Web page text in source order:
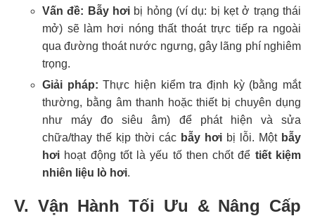
Vấn đề: Bẫy hơi bị hỏng (ví dụ: bị kẹt ở trạng thái
mở) sẽ làm hơi nóng thất thoát trực tiếp ra ngoài
qua đường thoát nước ngưng, gây lãng phí nghiêm
trọng.
Giải pháp: Thực hiện kiểm tra định kỳ (bằng mắt
thường, bằng âm thanh hoặc thiết bị chuyên dụng
như máy đo siêu âm) để phát hiện và sửa
chữa/thay thế kịp thời các bẫy hơi bị lỗi. Một bẫy
hơi hoạt động tốt là yếu tố then chốt để tiết kiệm
nhiên liệu lò hơi.
V. Vận Hành Tối Ưu & Nâng Cấp